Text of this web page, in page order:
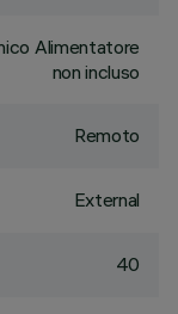
Alimentatore
non incluso
Remoto
External
40